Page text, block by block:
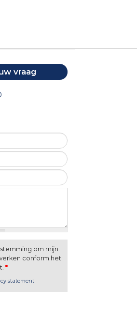
vraag
om mijn
conform het
*
statement